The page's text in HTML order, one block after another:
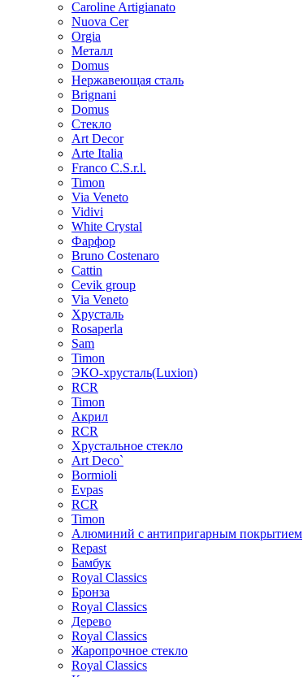
Caroline Artigianato
Nuova Cer
Orgia
Металл
Domus
Нержавеющая сталь
Brignani
Domus
Стекло
Art Decor
Arte Italia
Franco C.S.r.l.
Timon
Via Veneto
Vidivi
White Crystal
Фарфор
Bruno Costenaro
Cattin
Cevik group
Via Veneto
Хрусталь
Rosaperla
Sam
Timon
ЭКО-хрусталь(Luxion)
RCR
Timon
Акрил
RCR
Хрустальное стекло
Art Deco`
Bormioli
Evpas
RCR
Timon
Алюминий с антипригарным покрытием
Repast
Бамбук
Royal Classics
Бронза
Royal Classics
Дерево
Royal Classics
Жаропрочное стекло
Royal Classics